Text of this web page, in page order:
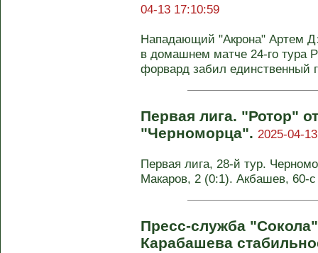
04-13 17:10:59
Нападающий "Акрона" Артем
в домашнем матче 24-го тура
форвард забил единственный
Первая лига. "Ротор"
"Черноморца". 2025-04-
Первая лига, 28-й тур.
Макаров, 2 (0:1). Акбашев, 60-
Пресс-служба
Карабашева